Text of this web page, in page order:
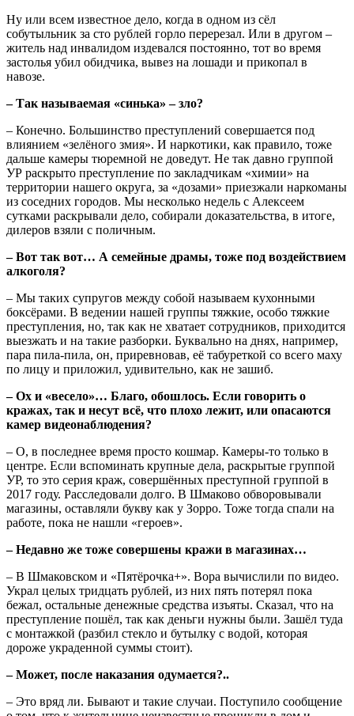
Ну или всем известное дело, когда в одном из сёл
собутыльник за сто рублей горло перерезал. Или в другом –
житель над инвалидом издевался постоянно, тот во время
застолья убил обидчика, вывез на лошади и прикопал в
навозе.
– Так называемая «синька» – зло?
– Конечно. Большинство преступлений совершается под
влиянием «зелёного змия». И наркотики, как правило, тоже
дальше камеры тюремной не доведут. Не так давно группой
УР раскрыто преступление по закладчикам «химии» на
территории нашего округа, за «дозами» приезжали наркоманы
из соседних городов. Мы несколько недель с Алексеем
сутками раскрывали дело, собирали доказательства, в итоге,
дилеров взяли с поличным.
– Вот так вот… А семейные драмы, тоже под воздействием
алкоголя?
– Мы таких супругов между собой называем кухонными
боксёрами. В ведении нашей группы тяжкие, особо тяжкие
преступления, но, так как не хватает сотрудников, приходится
выезжать и на такие разборки. Буквально на днях, например,
пара пила-пила, он, приревновав, её табуреткой со всего маху
по лицу и приложил, удивительно, как не зашиб.
– Ох и «весело»… Благо, обошлось. Если говорить о
кражах, так и несут всё, что плохо лежит, или опасаются
камер видеонаблюдения?
– О, в последнее время просто кошмар. Камеры-то только в
центре. Если вспоминать крупные дела, раскрытые группой
УР, то это серия краж, совершённых преступной группой в
2017 году. Расследовали долго. В Шмаково обворовывали
магазины, оставляли букву как у Зорро. Тоже тогда спали на
работе, пока не нашли «героев».
– Недавно же тоже совершены кражи в магазинах…
– В Шмаковском и «Пятёрочка+». Вора вычислили по видео.
Украл целых тридцать рублей, из них пять потерял пока
бежал, остальные денежные средства изъяты. Сказал, что на
преступление пошёл, так как деньги нужны были. Зашёл туда
с монтажкой (разбил стекло и бутылку с водой, которая
дороже украденной суммы стоит).
– Может, после наказания одумается?..
– Это вряд ли. Бывают и такие случаи. Поступило сообщение